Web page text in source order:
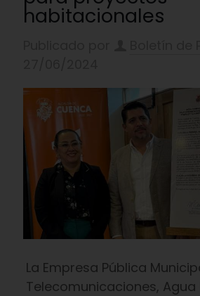
habitacionales
La Empresa Pública
Telecomunicaciones, Agua